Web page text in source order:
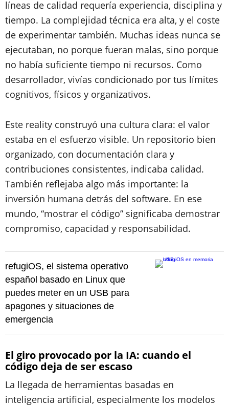
líneas de calidad requería experiencia, disciplina y
tiempo. La complejidad técnica era alta, y el coste
de experimentar también. Muchas ideas nunca se
ejecutaban, no porque fueran malas, sino porque
no había suficiente tiempo ni recursos. Como
desarrollador, vivías condicionado por tus límites
cognitivos, físicos y organizativos.
Este reality construyó una cultura clara: el valor
estaba en el esfuerzo visible. Un repositorio bien
organizado, con documentación clara y
contribuciones consistentes, indicaba calidad.
También reflejaba algo más importante: la
inversión humana detrás del software. En ese
mundo, “mostrar el código” significaba demostrar
compromiso, capacidad y responsabilidad.
refugiOS, el sistema operativo
español basado en Linux que
puedes meter en un USB para
apagones y situaciones de
emergencia
El giro provocado por la IA: cuando el
código deja de ser escaso
La llegada de herramientas basadas en
inteligencia artificial, especialmente los modelos